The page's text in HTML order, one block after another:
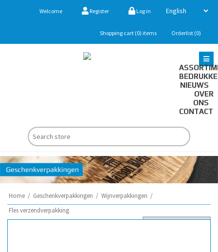
Welcome Register Log in
Shopping cart (0) items Orderlist (0)
NIEUWS
OVER
ONS
CONTACT
Home / Geschenkverpakkingen / Wijnverpakkingen /
Fles verzendverpakking